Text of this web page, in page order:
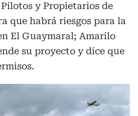
y Propietarios de
que habrá riesgos para la
El Guaymaral; Amarilo
su proyecto y dice que